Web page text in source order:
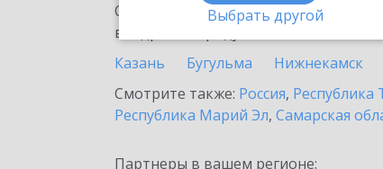
Выбрать другой
Ознакомьтесь с информационными
внедрение продукта.
Казань
Бугульма Нижнекамск
Смотрите также: Россия, Республика
Республика Марий Эл, Самарская
Партнеры в вашем регионе: